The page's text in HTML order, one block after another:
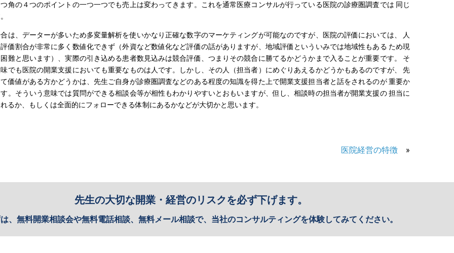
角の４つのポイントの一つ一つでも売上は変わってきます。これを通常医療コンサルが行っている医院の診療圏調査では 同じ
は、データーが多いため多変量解析を使いかなり正確な数字のマーケティングが可能なのですが、医院の評価においては、 人
価割合が非常に多く数値化できず（外資など数値化など評価の話がありますが、地域評価といういみでは地域性もある ため現
難と思います）、実際の引き込める患者数見込みは競合評価、つまりその競合に勝てるかどうかまで入ることが重要です。 そ
でも医院の開業支援においても重要なものは人です。しかし、その人（担当者）にめぐりあえるかどうかもあるのですが、 先
価値がある方かどうかは、先生ご自身が診療圏調査などのある程度の知識を得た上で開業支援担当者と話をされるのが 重要か
。そういう意味では質問ができる相談会等が相性もわかりやすいとおもいますが、但し、相談時の担当者が開業支援の 担当に
るか、もしくは全面的にフォローできる体制にあるかなどが大切かと思います。
医院経営の特徴 »
先生の大切な開業・経営のリスクを必ず下げます。
、無料開業相談会や無料電話相談、無料メール相談で、当社のコンサルティングを体験してみてください。